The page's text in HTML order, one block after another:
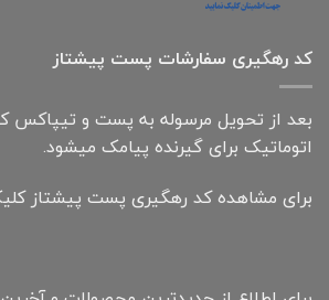
کد رهگیری سفارشات پست پیشتاز
بعد از تحویل مرسوله به پست و تیپاکس
اتوماتیک برای گیرنده پیامک میشود.
برای مشاهده کد رهگیری پست پیشتاز